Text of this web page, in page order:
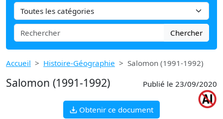
Chercher
Accueil Histoire-Géographie Salomon (1991-1992)
Salomon (1991-1992) Publié le 23/09/2020
Obtenir ce document